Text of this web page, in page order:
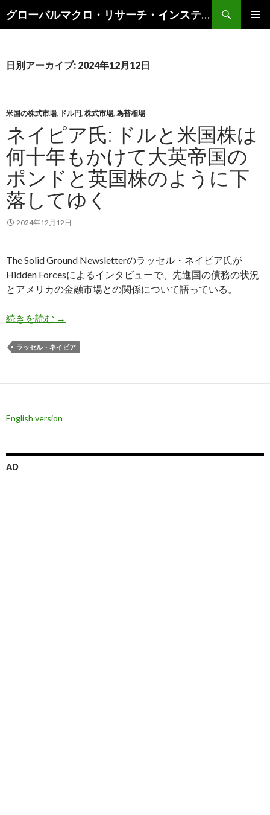
グローバルマクロ・リサーチ・インスティテュート
索
ン
キ
プ
日別アーカイブ: 2024年12月12日
米国の株式市場, ドル円, 株式市場, 為替相場
ネイピア氏: ドルと米国株は
何十年もかけて大英帝国の
ポンドと英国株のように下
落してゆく
2024年12月12日
The Solid Ground Newsletterのラッセル・ネイピア氏が
Hidden Forcesによるインタビューで、先進国の債務の状況
とアメリカの金融市場との関係について語っている。
続きを読む ネイピア氏: ドルと米国株は何十年もかけて大
→
ラッセル・ネイピア
English version
AD